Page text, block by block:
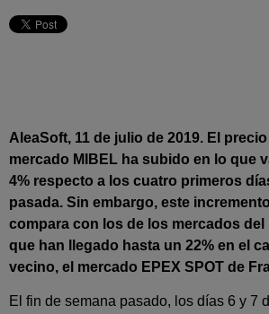
AleaSoft, 11 de julio de 2019. El
mercado MIBEL ha subido en lo que
4% respecto a los cuatro primeros
pasada. Sin embargo, este
compara con los de los mercados del
que han llegado hasta un 22% en el
vecino, el mercado EPEX SPOT de
El fin de semana pasado, los días 6 y 7